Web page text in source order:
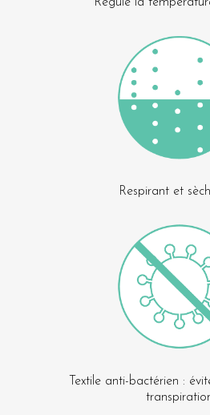
Respirant et
Textile anti-bactérien :